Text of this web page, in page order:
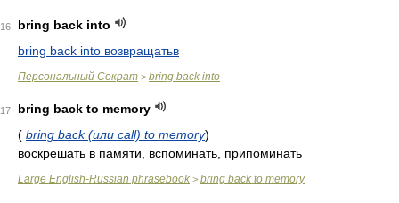
16
bring back into
bring back into возвращатьв
Персональный Сократ > bring back into
17
bring back to memory
( bring back (или call) to memory)
воскрешать в памяти, вспоминать, припоминать
Large English-Russian phrasebook > bring back to memory